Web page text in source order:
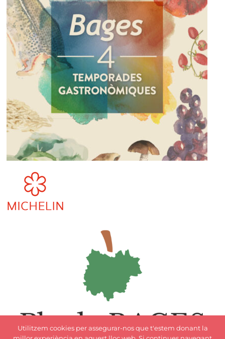
Utilitzem cookies per assegurar-nos que t'estem donant la